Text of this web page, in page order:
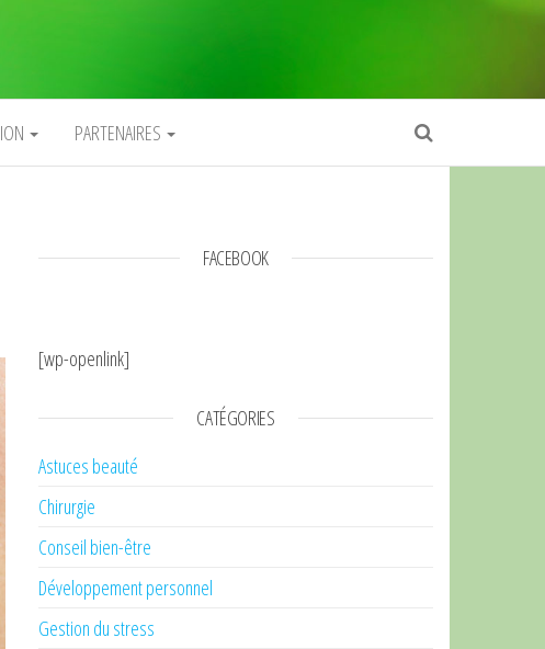
PARTENAIRES
FACEBOOK
[wp-openlink]
CATÉGORIES
Astuces beauté
Chirurgie
Conseil bien-être
Développement personnel
Gestion du stress